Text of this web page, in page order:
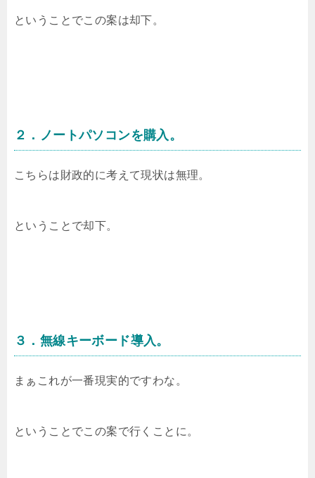
ということでこの案は却下。
２．ノートパソコンを購入。
こちらは財政的に考えて現状は無理。
ということで却下。
３．無線キーボード導入。
まぁこれが一番現実的ですわな。
ということでこの案で行くことに。